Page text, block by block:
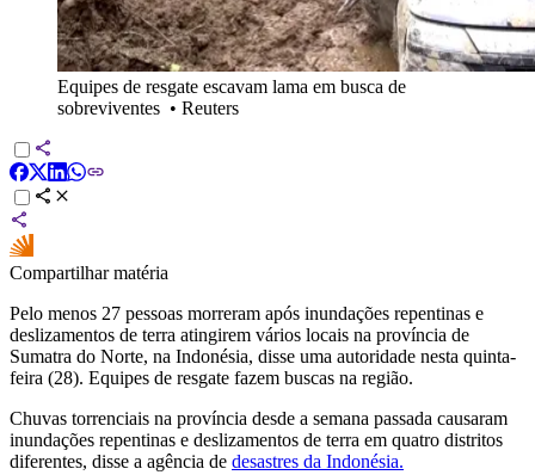
Equipes de resgate escavam lama em busca de
sobreviventes • Reuters
Compartilhar matéria
Pelo menos 27 pessoas morreram após inundações repentinas e
deslizamentos de terra atingirem vários locais na província de
Sumatra do Norte, na Indonésia, disse uma autoridade nesta quinta-
feira (28). Equipes de resgate fazem buscas na região.
Chuvas torrenciais na província desde a semana passada causaram
inundações repentinas e deslizamentos de terra em quatro distritos
diferentes, disse a agência de desastres da Indonésia.